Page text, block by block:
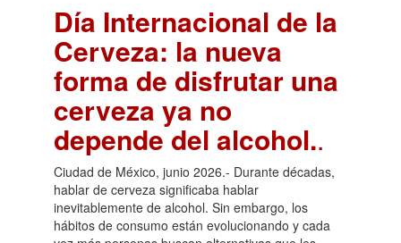
Día Internacional de la
Cerveza: la nueva
forma de disfrutar una
cerveza ya no
depende del alcohol..
Ciudad de México, junio 2026.- Durante décadas,
hablar de cerveza significaba hablar
inevitablemente de alcohol. Sin embargo, los
hábitos de consumo están evolucionando y cada